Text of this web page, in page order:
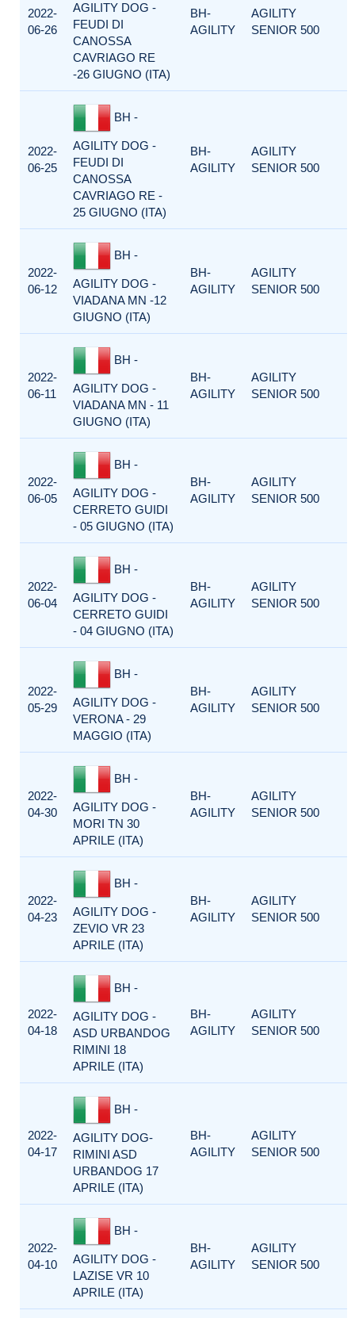
2022-
06-26
AGILITY DOG -
FEUDI DI
CANOSSA
CAVRIAGO RE
-26 GIUGNO (ITA)
BH-
AGILITY
AGILITY
SENIOR 500
2022-
06-25
BH -
AGILITY DOG -
FEUDI DI
CANOSSA
CAVRIAGO RE -
25 GIUGNO (ITA)
BH-
AGILITY
AGILITY
SENIOR 500
2022-
06-12
BH -
AGILITY DOG -
VIADANA MN -12
GIUGNO (ITA)
BH-
AGILITY
AGILITY
SENIOR 500
2022-
06-11
BH -
AGILITY DOG -
VIADANA MN - 11
GIUGNO (ITA)
BH-
AGILITY
AGILITY
SENIOR 500
2022-
06-05
BH -
AGILITY DOG -
CERRETO GUIDI
- 05 GIUGNO (ITA)
BH-
AGILITY
AGILITY
SENIOR 500
2022-
06-04
BH -
AGILITY DOG -
CERRETO GUIDI
- 04 GIUGNO (ITA)
BH-
AGILITY
AGILITY
SENIOR 500
2022-
05-29
BH -
AGILITY DOG -
VERONA - 29
MAGGIO (ITA)
BH-
AGILITY
AGILITY
SENIOR 500
2022-
04-30
BH -
AGILITY DOG -
MORI TN 30
APRILE (ITA)
BH-
AGILITY
AGILITY
SENIOR 500
2022-
04-23
BH -
AGILITY DOG -
ZEVIO VR 23
APRILE (ITA)
BH-
AGILITY
AGILITY
SENIOR 500
2022-
04-18
BH -
AGILITY DOG -
ASD URBANDOG
RIMINI 18
APRILE (ITA)
BH-
AGILITY
AGILITY
SENIOR 500
2022-
04-17
BH -
AGILITY DOG-
RIMINI ASD
URBANDOG 17
APRILE (ITA)
BH-
AGILITY
AGILITY
SENIOR 500
2022-
04-10
BH -
AGILITY DOG -
LAZISE VR 10
APRILE (ITA)
BH-
AGILITY
AGILITY
SENIOR 500